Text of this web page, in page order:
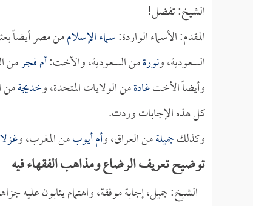
الشيخ: تفضل!
المقدم: الأسماء الواردة:سماء الإسلاممن مصر أيضاً
السعودية، ونورةمن السعودية، والأخت:أم فجرمن
وأيضاً الأختغادةمن الولايات المتحدة، وخديجةمن
كل هذه الإجابات وردت.
وكذلكجميلةمن العراق، وأم أيوبمن المغرب، و
توضيح تعريف الرضاع ومذاهب الفقهاء فيه
الشيخ: جميل، إجابة موفقة، واهتمام يثابون عليه